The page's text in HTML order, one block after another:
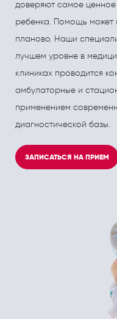
Кардиология
Лечебный
Мануальная
Неврология
Нефрология
Остеопат и
Урология
Хирургия
доверяют самое
ребенка. Помощь может
планово. Наши
лучшем уровне в
клиниках проводится
амбулаторные и
применением
диагностической базы.
ЗАПИСАТЬСЯ НА ПРИЕМ